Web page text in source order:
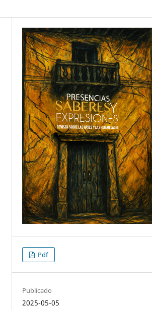
Pdf
Publicado
2025-05-05